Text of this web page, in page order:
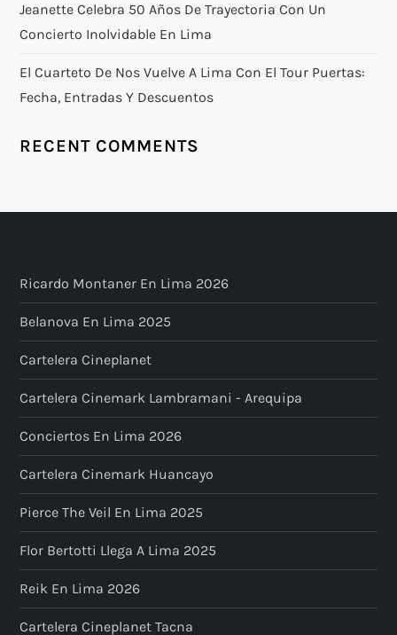
Jeanette Celebra 50 Años De Trayectoria Con Un
Concierto Inolvidable En Lima
El Cuarteto De Nos Vuelve A Lima Con El Tour Puertas:
Fecha, Entradas Y Descuentos
RECENT COMMENTS
Ricardo Montaner En Lima 2026
Belanova En Lima 2025
Cartelera Cineplanet
Cartelera Cinemark Lambramani - Arequipa
Conciertos En Lima 2026
Cartelera Cinemark Huancayo
Pierce The Veil En Lima 2025
Flor Bertotti Llega A Lima 2025
Reik En Lima 2026
Cartelera Cineplanet Tacna